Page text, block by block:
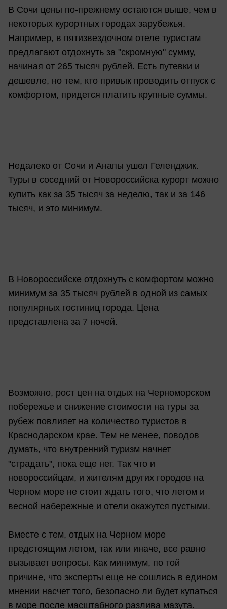
В Сочи цены по-прежнему остаются выше, чем в
некоторых курортных городах зарубежья.
Например, в пятизвездочном отеле туристам
предлагают отдохнуть за "скромную" сумму,
начиная от 265 тысяч рублей. Есть путевки и
дешевле, но тем, кто привык проводить отпуск с
комфортом, придется платить крупные суммы.
Недалеко от Сочи и Анапы ушел Геленджик.
Туры в соседний от Новороссийска курорт можно
купить как за 35 тысяч за неделю, так и за 146
тысяч, и это минимум.
В Новороссийске отдохнуть с комфортом можно
минимум за 35 тысяч рублей в одной из самых
популярных гостиниц города. Цена
представлена за 7 ночей.
Возможно, рост цен на отдых на Черноморском
побережье и снижение стоимости на туры за
рубеж повлияет на количество туристов в
Краснодарском крае. Тем не менее, поводов
думать, что внутренний туризм начнет
"страдать", пока еще нет. Так что и
новороссийцам, и жителям других городов на
Черном море не стоит ждать того, что летом и
весной набережные и отели окажутся пустыми.
Вместе с тем, отдых на Черном море
предстоящим летом, так или иначе, все равно
вызывает вопросы. Как минимум, по той
причине, что эксперты еще не сошлись в едином
мнении насчет того, безопасно ли будет купаться
в море после масштабного разлива мазута.